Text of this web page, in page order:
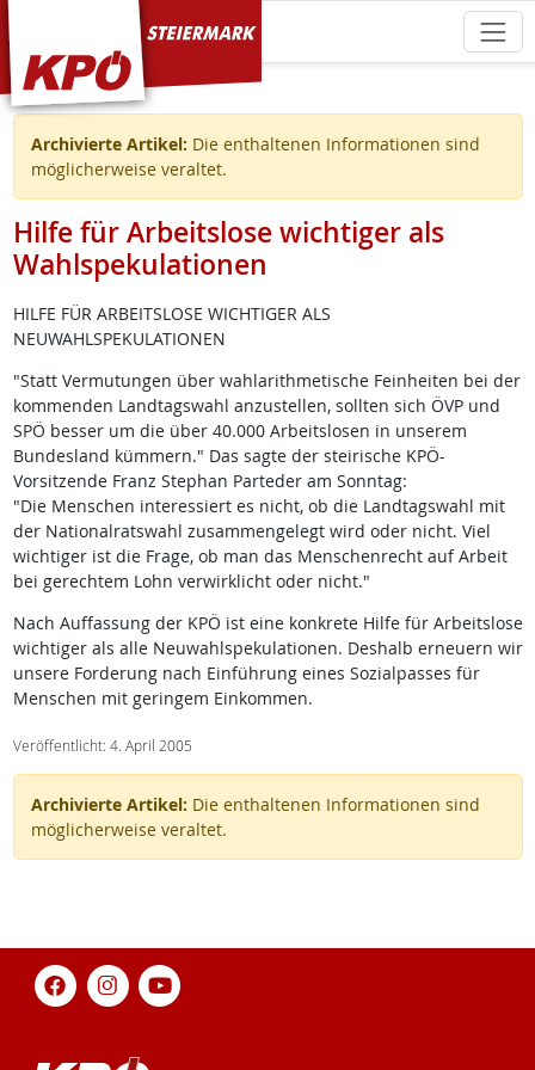
KPÖ Steiermark
Archivierte Artikel: Die enthaltenen Informationen sind
möglicherweise veraltet.
Hilfe für Arbeitslose wichtiger als
Wahlspekulationen
HILFE FÜR ARBEITSLOSE WICHTIGER ALS
NEUWAHLSPEKULATIONEN
"Statt Vermutungen über wahlarithmetische Feinheiten bei der
kommenden Landtagswahl anzustellen, sollten sich ÖVP und
SPÖ besser um die über 40.000 Arbeitslosen in unserem
Bundesland kümmern." Das sagte der steirische KPÖ-
Vorsitzende Franz Stephan Parteder am Sonntag:
"Die Menschen interessiert es nicht, ob die Landtagswahl mit
der Nationalratswahl zusammengelegt wird oder nicht. Viel
wichtiger ist die Frage, ob man das Menschenrecht auf Arbeit
bei gerechtem Lohn verwirklicht oder nicht."
Nach Auffassung der KPÖ ist eine konkrete Hilfe für Arbeitslose
wichtiger als alle Neuwahlspekulationen. Deshalb erneuern wir
unsere Forderung nach Einführung eines Sozialpasses für
Menschen mit geringem Einkommen.
Veröffentlicht: 4. April 2005
Archivierte Artikel: Die enthaltenen Informationen sind
möglicherweise veraltet.